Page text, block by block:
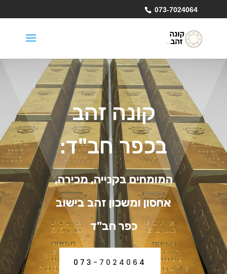
073-7024064
קונה זהב
בכפר חב"ד:
המומחים בקנייה, מכירה,
אחסון ומשכון זהב בישוב
כפר חב"ד
073-7024064